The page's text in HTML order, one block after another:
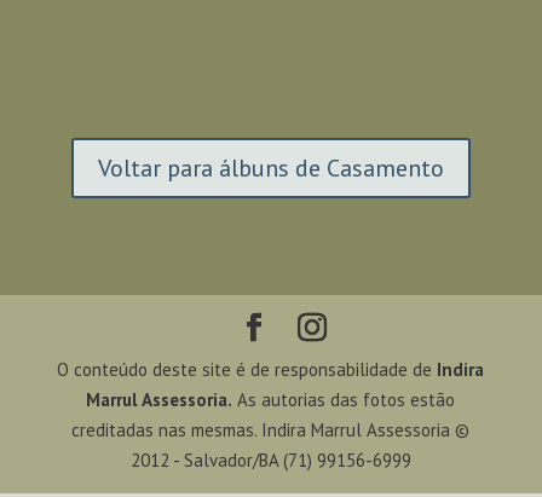
Voltar para álbuns de Casamento
O conteúdo deste site é de responsabilidade de Indira
Marrul Assessoria. As autorias das fotos estão
creditadas nas mesmas. Indira Marrul Assessoria ©
2012 - Salvador/BA (71) 99156-6999